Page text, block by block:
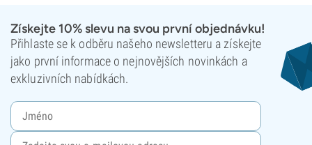
Získejte 10% slevu na svou první objednávku!
Přihlaste se k odběru našeho newsletteru a získejte
jako první informace o nejnovějších novinkách a
exkluzivních nabídkách.